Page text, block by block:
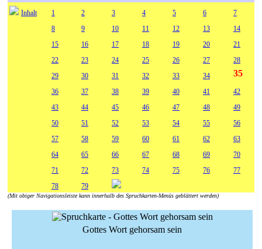
Inhalt 1 2 3 4 5 6
7
8
9 10 11 12 13
14
15
16 17 18 19 20
21
22
23 24 25 26 27
28
29
30 31 32 33 34 35
36 37 38 39 40 41
42
43
44 45 46 47 48
49
50
51 52 53 54 55
56
57
58 59 60 61 62
63
64
65 66 67 68 69
70
71
72 73 74 75 76
77
78
79
(Mit obiger Navigationsleiste kann innerhalb des Spruchkarten-Menüs geblättert werden)
Gottes Wort gehorsam sein